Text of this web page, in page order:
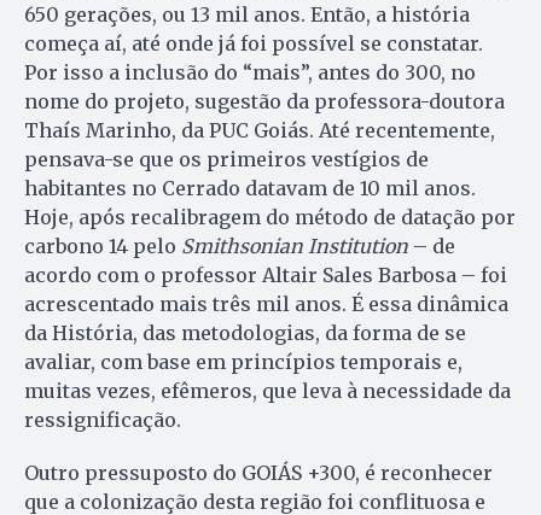
650 gerações, ou 13 mil anos. Então, a história
começa aí, até onde já foi possível se constatar.
Por isso a inclusão do “mais”, antes do 300, no
nome do projeto, sugestão da professora-doutora
Thaís Marinho, da PUC Goiás. Até recentemente,
pensava-se que os primeiros vestígios de
habitantes no Cerrado datavam de 10 mil anos.
Hoje, após recalibragem do método de datação por
carbono 14 pelo Smithsonian Institution – de
acordo com o professor Altair Sales Barbosa – foi
acrescentado mais três mil anos. É essa dinâmica
da História, das metodologias, da forma de se
avaliar, com base em princípios temporais e,
muitas vezes, efêmeros, que leva à necessidade da
ressignificação.
Outro pressuposto do GOIÁS +300, é reconhecer
que a colonização desta região foi conflituosa e